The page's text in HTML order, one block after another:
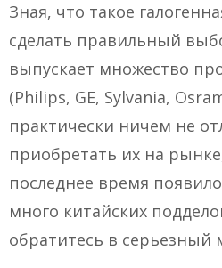
Зная, что такое
сделать правильный
выпускает множество
(Philips, GE, Sylvania,
практически ничем не
приобретать их на
последнее время
много китайских
обратитесь в серьезный